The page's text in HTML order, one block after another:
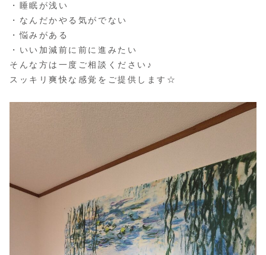
・睡眠が浅い
・なんだかやる気がでない
・悩みがある
・いい加減前に前に進みたい
そんな方は一度ご相談ください♪
スッキリ爽快な感覚をご提供します☆